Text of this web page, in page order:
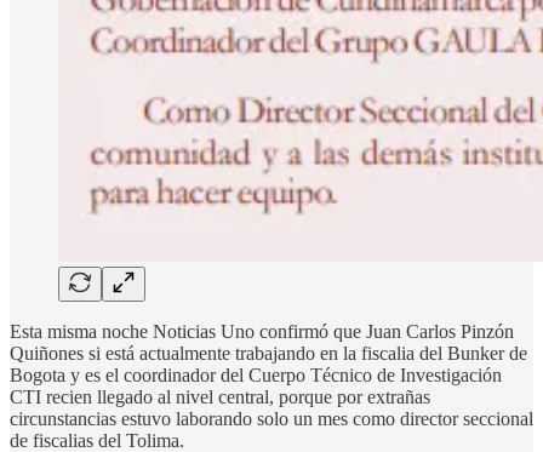
Esta misma noche Noticias Uno confirmó que Juan Carlos Pinzón
Quiñones si está actualmente trabajando en la fiscalia del Bunker de
Bogota y es el coordinador del Cuerpo Técnico de Investigación
CTI recien llegado al nivel central, porque por extrañas
circunstancias estuvo laborando solo un mes como director seccional
de fiscalias del Tolima.